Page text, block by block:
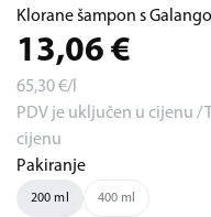
Klorane šampon s
13,06 €
65,30€/l
PDV je uključen u cijenu /
cijenu
Pakiranje
200 ml 400 ml